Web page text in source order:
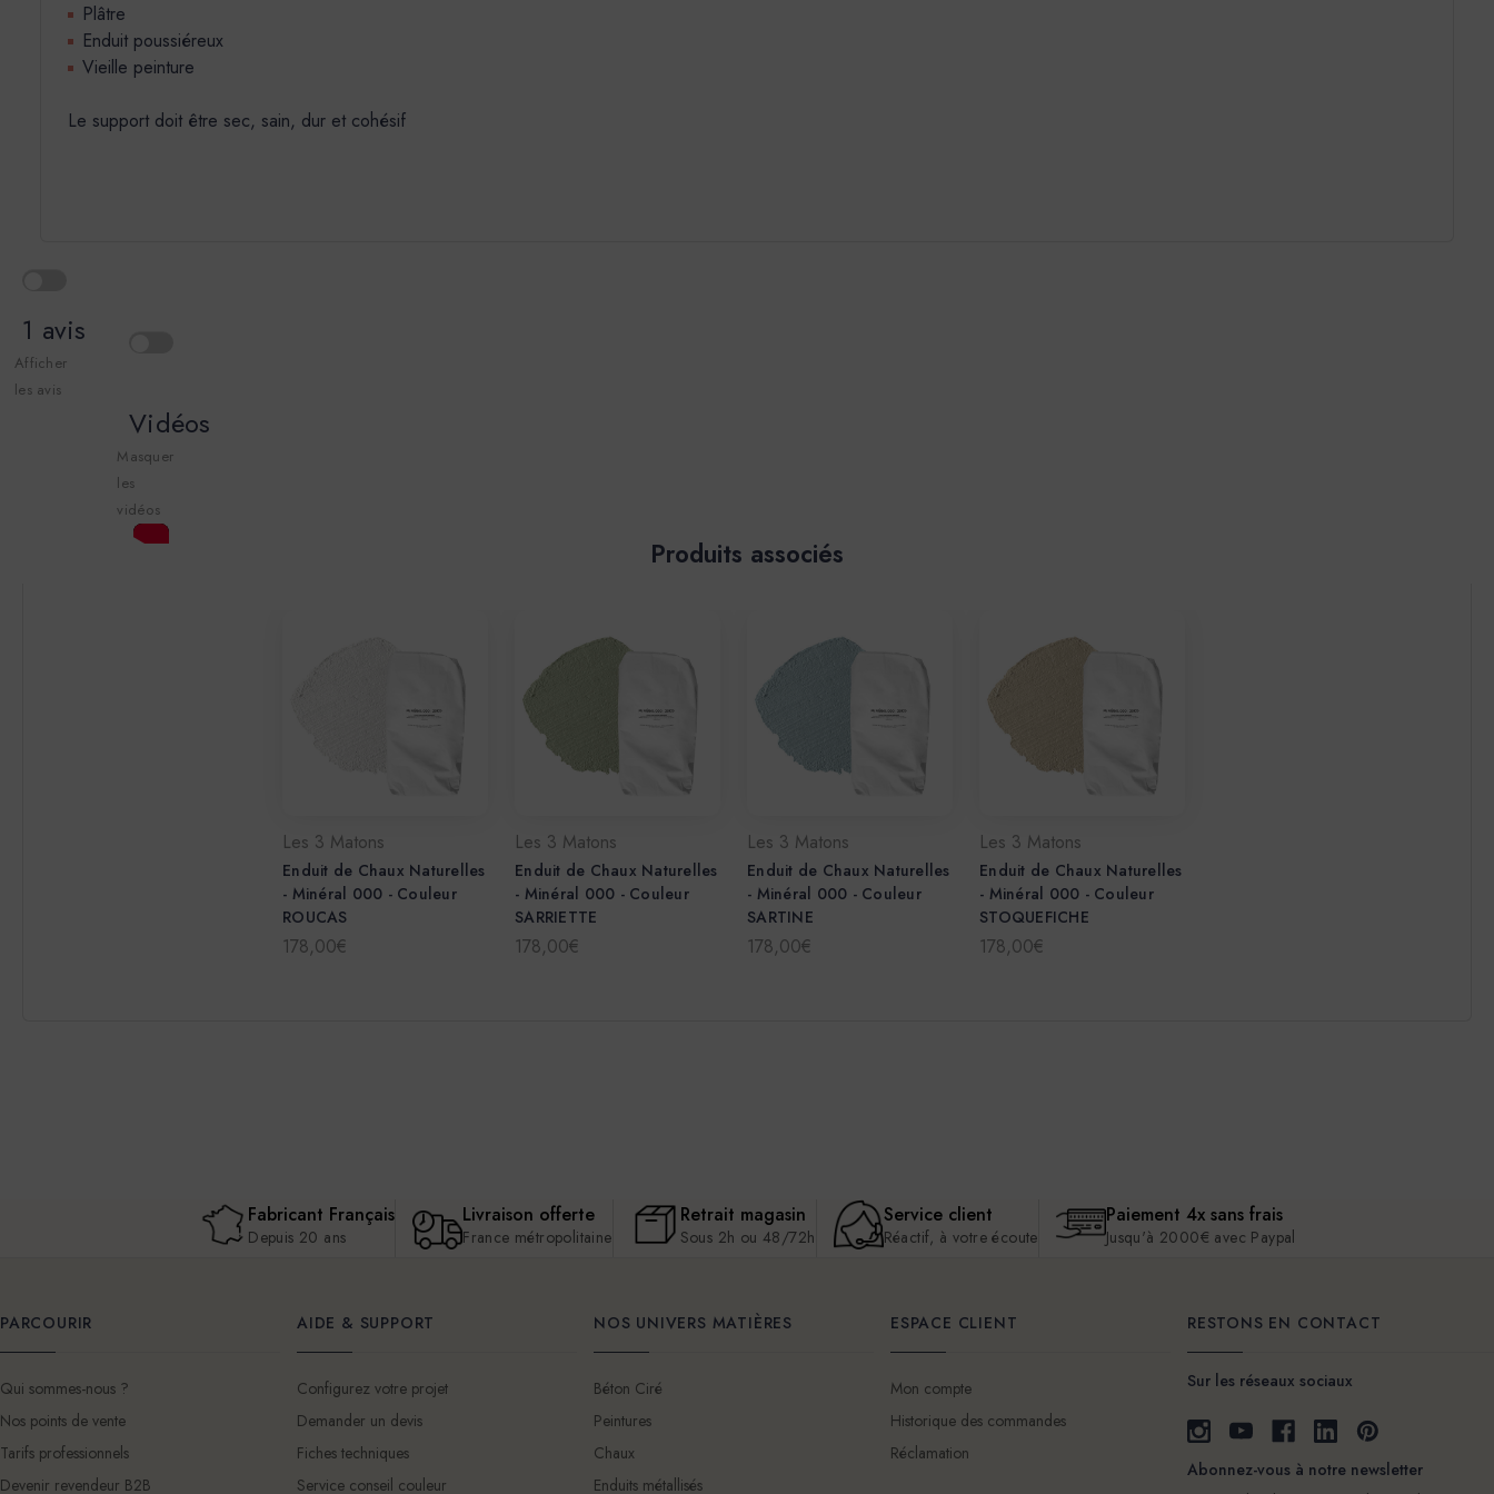
Plâtre
Enduit poussiéreux
Vieille peinture
Le support doit être sec, sain, dur et cohésif
1 avis
Afficher
les avis
5
Je n'ai pas encore utilisé le produit mais ça a l'air de
Publié par John H. le 28.03.23
Je n'ai pas encore utilisé le produit mais ça a l'air de
Vidéos
Masquer
les
vidéos
Produits associés
Les 3 Matons
Enduit de Chaux Naturelles
- Minéral 000 - Couleur
ROUCAS
178,00€
Les 3 Matons
Enduit de Chaux Naturelles
- Minéral 000 - Couleur
SARRIETTE
178,00€
Les 3 Matons
Enduit de Chaux Naturelles
- Minéral 000 - Couleur
SARTINE
178,00€
Les 3 Matons
Enduit de Chaux Naturelles
- Minéral 000 - Couleur
STOQUEFICHE
178,00€
Fabricant Français
Depuis 20 ans
Livraison offerte
France métropolitaine
Retrait magasin
Sous 2h ou 48/72h
Service client
Réactif, à votre écoute
Paiement 4x sans frais
Jusqu'à 2000€ avec Paypal
PARCOURIR
Qui sommes-nous ?
Nos points de vente
Tarifs professionnels
Devenir revendeur B2B
AIDE & SUPPORT
Configurez votre projet
Demander un devis
Fiches techniques
Service conseil couleur
NOS UNIVERS MATIÈRES
Béton Ciré
Peintures
Chaux
Enduits métallisés
ESPACE CLIENT
Mon compte
Historique des commandes
Réclamation
RESTONS EN CONTACT
Sur les réseaux sociaux
Abonnez-vous à notre newsletter